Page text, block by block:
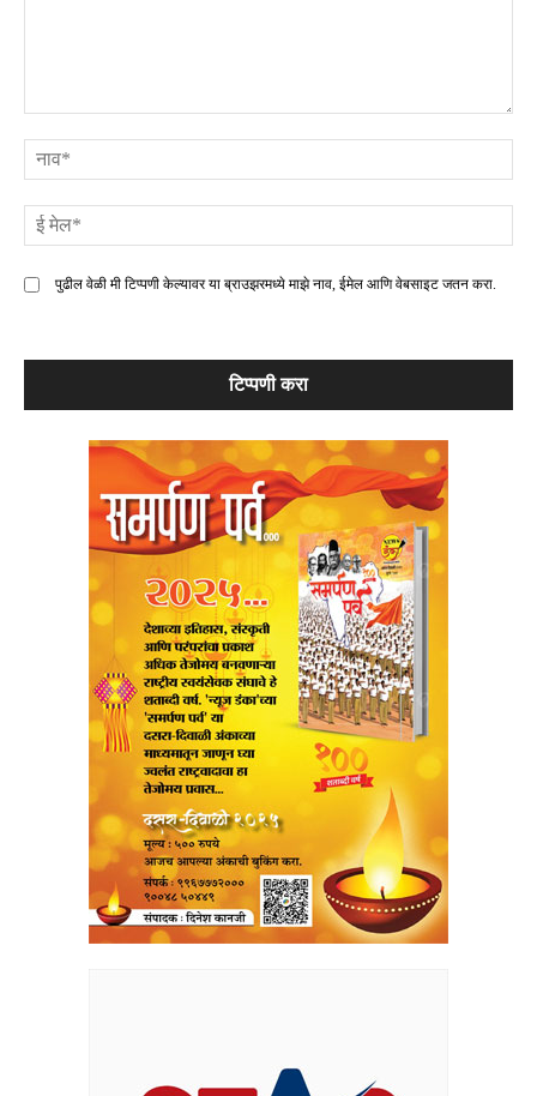
पुढील वेळी मी टिप्पणी केल्यावर या ब्राउझरमध्ये माझे नाव, ईमेल आणि वेबसाइट जतन करा.